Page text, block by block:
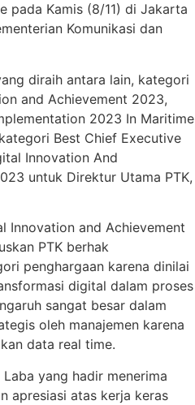
pada Kamis (8/11) di Jakarta
Komunikasi dan
diraih antara lain, kategori
and Achievement 2023,
2023 In Maritime
Best Chief Executive
Innovation And
untuk Direktur Utama PTK,
Innovation and Achievement
PTK berhak
penghargaan karena dinilai
digital dalam proses
sangat besar dalam
oleh manajemen karena
data real time.
yang hadir menerima
apresiasi atas kerja keras